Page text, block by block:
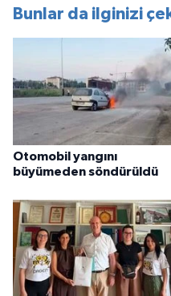
Bunlar da ilginizi
Otomobil yangını
büyümeden söndürüldü